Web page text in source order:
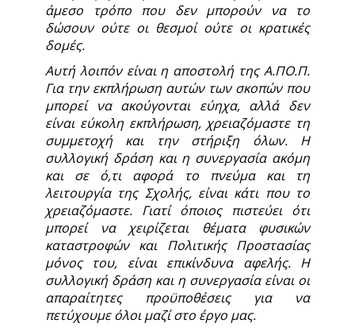
άμεσο τρόπο που δεν μπορούν να το
δώσουν ούτε οι θεσμοί ούτε οι κρατικές
δομές.
Αυτή λοιπόν είναι η αποστολή της Α.ΠΟ.Π.
Για την εκπλήρωση αυτών των σκοπών που
μπορεί να ακούγονται εύηχα, αλλά δεν
είναι εύκολη εκπλήρωση, χρειαζόμαστε τη
συμμετοχή και την στήριξη όλων. Η
συλλογική δράση και η συνεργασία ακόμη
και σε ό,τι αφορά το πνεύμα και τη
λειτουργία της Σχολής, είναι κάτι που το
χρειαζόμαστε. Γιατί όποιος πιστεύει ότι
μπορεί να χειρίζεται θέματα φυσικών
καταστροφών και Πολιτικής Προστασίας
μόνος του, είναι επικίνδυνα αφελής. Η
συλλογική δράση και η συνεργασία είναι οι
απαραίτητες προϋποθέσεις για να
πετύχουμε όλοι μαζί στο έργο μας.